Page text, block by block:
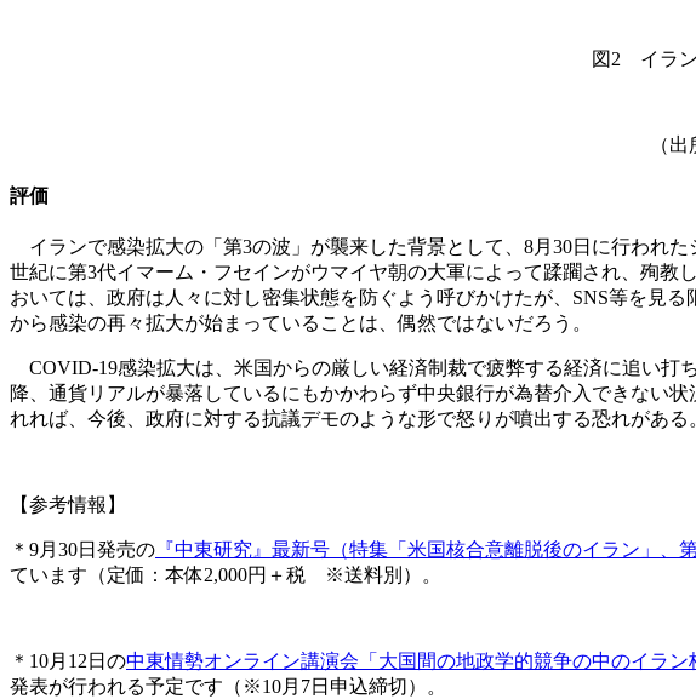
図2 イラン
（
評価
イランで感染拡大の「第3の波」が襲来した背景として、8月30日に行われ
世紀に第3代イマーム・フセインがウマイヤ朝の大軍によって蹂躙され、殉
おいては、政府は人々に対し密集状態を防ぐよう呼びかけたが、SNS等を見
から感染の再々拡大が始まっていることは、偶然ではないだろう。
COVID-19感染拡大は、米国からの厳しい経済制裁で疲弊する経済に追い打
降、通貨リアルが暴落しているにもかかわらず中央銀行が為替介入できない
れれば、今後、政府に対する抗議デモのような形で怒りが噴出する恐れがある
【参考情報】
＊9月30日発売の 『中東研究』最新号（特集「米国核合意離脱後のイラン」、第
ています（定価：本体2,000円＋税 ※送料別）。
＊10月12日の中東情勢オンライン講演会「大国間の地政学的競争の中のイラン
発表が行われる予定です（※10月7日申込締切）。